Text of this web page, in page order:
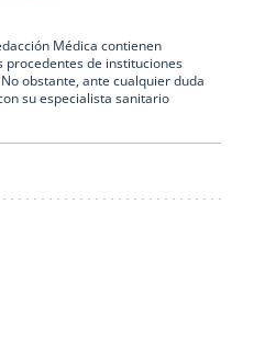
Médica contienen
procedentes de instituciones
obstante, ante cualquier duda
su especialista sanitario